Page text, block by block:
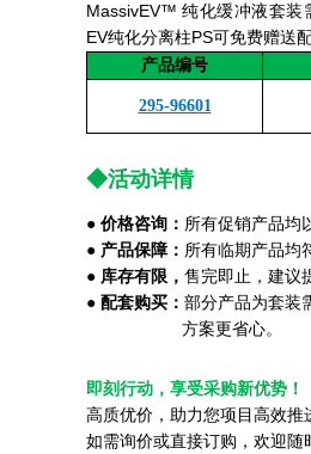
MassivEV™ 纯化缓冲液套装
EV纯化分离柱PS可免费赠送
产品编号
295-96601
◆活动详情
● 价格咨询： 所有促销产品均
● 产品保障： 所有临期产品均
● 库存有限， 售完即止，建议
● 配套购买： 部分产品为套装
方案更省心。
即刻行动，享受采购新优势！
高质优价，助力您项目高效推
如需询价或直接订购，欢迎随